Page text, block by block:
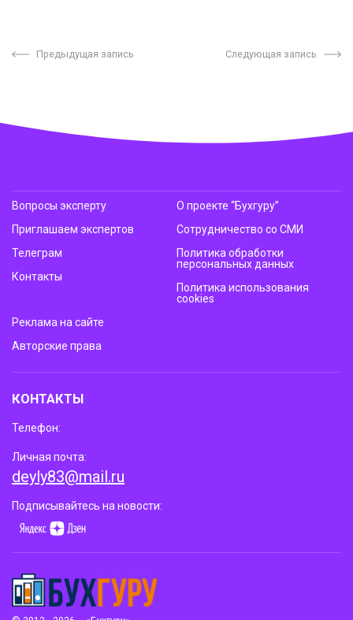
Предыдущая запись Следующая запись
Вопросы эксперту
Приглашаем экспертов
Телеграм
Контакты
О проекте “Бухгуру”
Сотрудничество со СМИ
Политика обработки
персональных данных
Политика использования
cookies
Реклама на сайте
Авторские права
КОНТАКТЫ
Телефон:
Личная почта:
deyly83@mail.ru
Подписывайтесь на новости: